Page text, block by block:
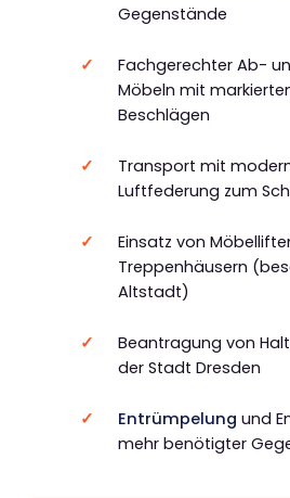
Gegenstände
Fachgerechter Ab-
Möbeln mit
Beschlägen
Transport mit
Luftfederung zum
Einsatz von
Treppenhäusern
Altstadt)
Beantragung von
der Stadt Dresden
Entrümpelung und
mehr benötigter